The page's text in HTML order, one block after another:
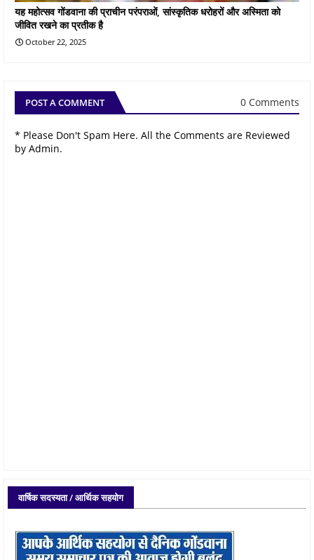
यह महोत्सव गोंडवाना की प्राचीन परंपराओं, सांस्कृतिक धरोहरों और अस्मिता को
जीवित रखने का प्रतीक है
October 22, 2025
POST A COMMENT 0 Comments
* Please Don't Spam Here. All the Comments are Reviewed
by Admin.
वार्षिक सदस्यता / आर्थिक सहयोग